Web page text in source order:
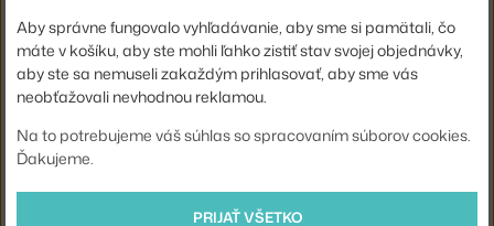
PODSEDÁK PALISSADE ARMCHAIR QUILTED, SKY GREY
HAY
99,00 €
PODSEDÁK PALISSADE DINING ARMCHAIR QUILTED, SKY GREY
HAY
Aby správne fungovalo vyhľadávanie, aby sme si pamätali, čo
máte v košíku, aby ste mohli ľahko zistiť stav svojej objednávky,
aby ste sa nemuseli zakaždým prihlasovať, aby sme vás
neobťažovali nevhodnou reklamou.
Na to potrebujeme váš súhlas so spracovaním súborov cookies.
Ďakujeme.
PRIJAŤ VŠETKO